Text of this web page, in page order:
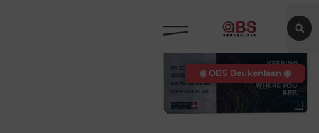
◉ OBS Beukenlaan ◉